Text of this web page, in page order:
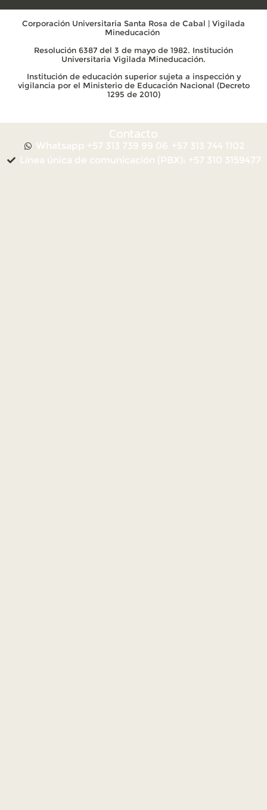
Corporación Universitaria Santa Rosa de Cabal | Vigilada
Mineducación
Resolución 6387 del 3 de mayo de 1982. Institución
Universitaria Vigilada Mineducación.
Institución de educación superior sujeta a inspección y
vigilancia por el Ministerio de Educación Nacional (Decreto
1295 de 2010)
Contacto
Whatsapp +57 313 739 99 06 +57 313 744 1102
Línea única de comunicación (PBX): +57 310 3159477